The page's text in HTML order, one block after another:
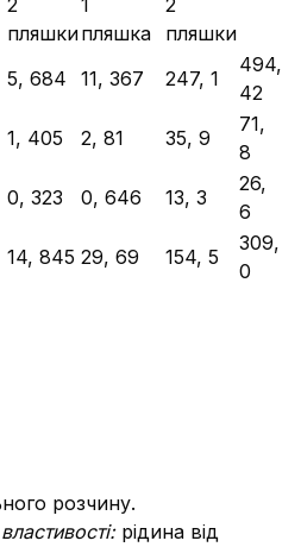
2
пляшки
1
пляшка
2
пляшки
5, 684 11, 367 247, 1
494,
42
1, 405 2, 81 35, 9
71,
8
0, 323 0, 646 13, 3
26,
6
14, 845 29, 69 154, 5
309,
0
розчину.
рідина від